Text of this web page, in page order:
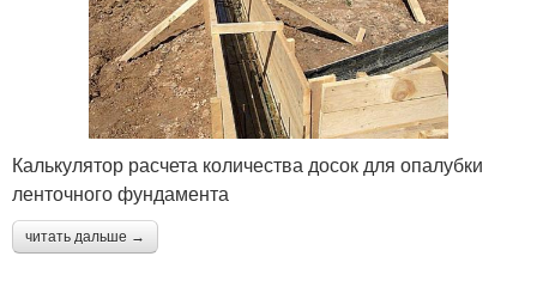
Калькулятор расчета количества досок для опалубки
ленточного фундамента
читать дальше →